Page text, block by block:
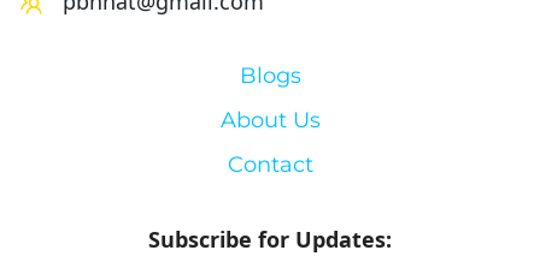
Blogs
About Us
Contact
Subscribe for Updates: